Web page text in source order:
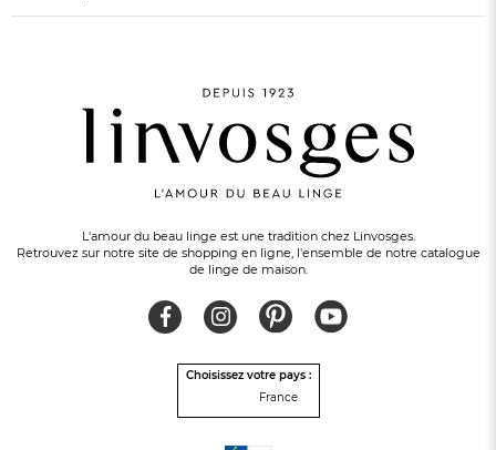
L'amour du beau linge est une tradition chez Linvosges.
Retrouvez sur notre site de shopping en ligne, l'ensemble de notre catalogue
de linge de maison.
Choisissez votre pays :
France